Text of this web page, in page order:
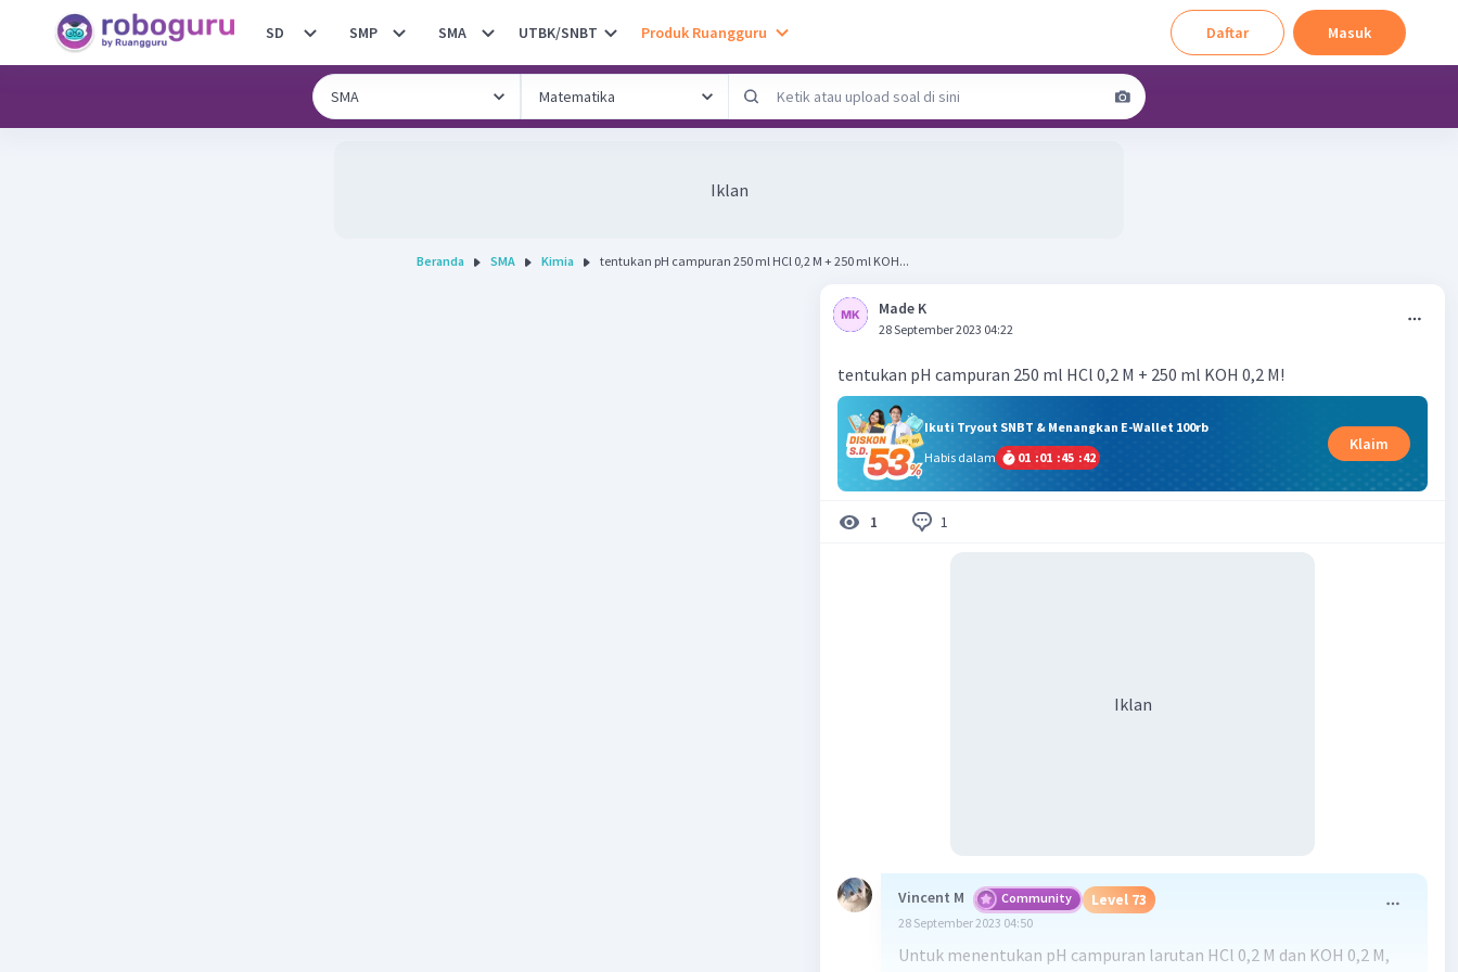
SD SMP SMA UTBK/SNBT Produk Ruangguru Daftar Masuk
Iklan
Beranda SMA Kimia tentukan pH campuran 250 ml HCl 0,2 M + 250 ml KOH...
Made K
28 September 2023 04:22
tentukan pH campuran 250 ml HCl 0,2 M + 250 ml KOH 0,2 M!
Ikuti Tryout SNBT & Menangkan E-Wallet 100rb
Habis dalam
01 :01 :45 :41
Klaim
1 1
Iklan
Vincent M Community Level 73
28 September 2023 04:50
Untuk menentukan pH campuran larutan HCl 0,2 M dan KOH 0,2 M,